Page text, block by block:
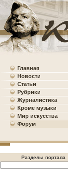
Главная
Новости
Статьи
Рубрики
Журналистика
Кроме музыки
Мир искусства
Форум
Разделы портала